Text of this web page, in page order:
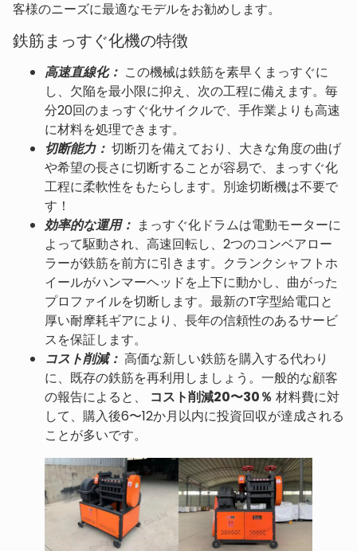
客様のニーズに最適なモデルをお勧めします。
鉄筋まっすぐ化機の特徴
高速直線化： この機械は鉄筋を素早くまっすぐに
し、欠陥を最小限に抑え、次の工程に備えます。毎
分20回のまっすぐ化サイクルで、手作業よりも高速
に材料を処理できます。
切断能力： 切断刃を備えており、大きな角度の曲げ
や希望の長さに切断することが容易で、まっすぐ化
工程に柔軟性をもたらします。別途切断機は不要で
す！
効率的な運用： まっすぐ化ドラムは電動モーターに
よって駆動され、高速回転し、2つのコンベアロー
ラーが鉄筋を前方に引きます。クランクシャフトホ
イールがハンマーヘッドを上下に動かし、曲がった
プロファイルを切断します。最新のT字型給電口と
厚い耐摩耗ギアにより、長年の信頼性のあるサービ
スを保証します。
コスト削減： 高価な新しい鉄筋を購入する代わり
に、既存の鉄筋を再利用しましょう。一般的な顧客
の報告によると、 コスト削減20〜30％ 材料費に対
して、購入後6〜12か月以内に投資回収が達成される
ことが多いです。